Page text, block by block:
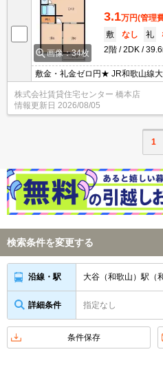
画像：34枚
3.1万円(管理
敷
なし 礼
2階
2DK
敷金・礼金ゼロ円★ JR和歌山線
ト相談可の2DK賃貸物件です★
株式会社賃貸住宅センター 橋本店
情報更新日 2026/08/05
1
検索条件を変更する
沿線・駅 大谷（和歌山）駅（
詳細条件 指定なし
条件保存